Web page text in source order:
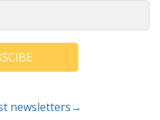
newsletters→